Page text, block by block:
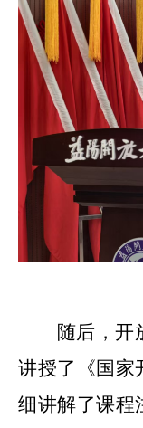
随后，开
讲授了《国家
细讲解了课程